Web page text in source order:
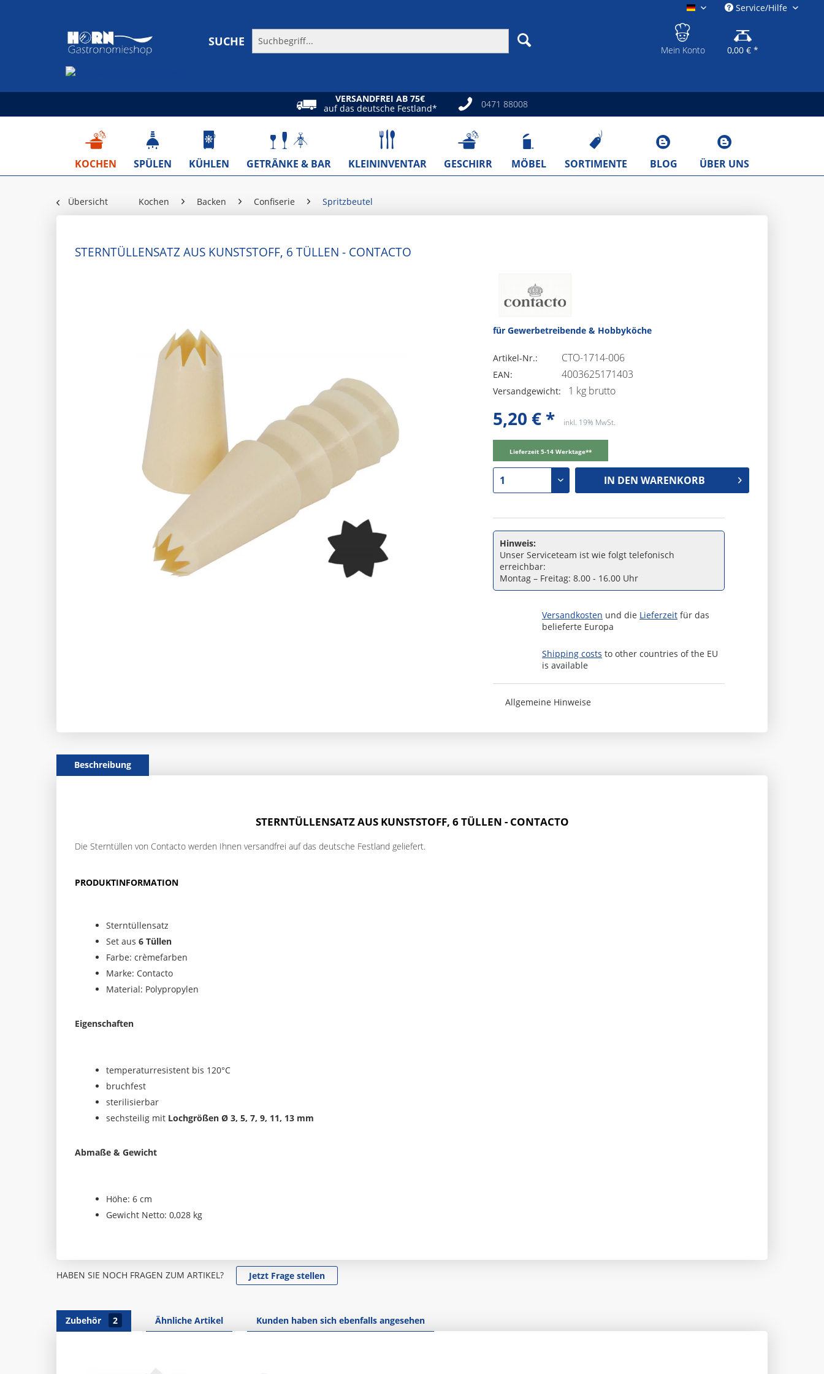
gastronomieshop.eu
Service/Hilfe
SUCHE
Mein Konto 0,00 € *
VERSANDFREI AB 75€
auf das deutsche Festland*
0471 88008
KOCHEN SPÜLEN KÜHLEN GETRÄNKE & BAR KLEININVENTAR GESCHIRR MÖBEL SORTIMENTE BLOG ÜBER UNS
Übersicht Kochen Backen Confiserie Spritzbeutel
STERNTÜLLENSATZ AUS KUNSTSTOFF, 6 TÜLLEN - CONTACTO
für Gewerbetreibende & Hobbyköche
Artikel-Nr.: CTO-1714-006
EAN: 4003625171403
Versandgewicht: 1 kg brutto
5,20 € * inkl. 19% MwSt.
Lieferzeit 5-14 Werktage**
IN DEN WARENKORB
Hinweis:
Unser Serviceteam ist wie folgt telefonisch
erreichbar:
Montag – Freitag: 8.00 - 16.00 Uhr
Versandkosten und die Lieferzeit für das
belieferte Europa
Shipping costs to other countries of the EU
is available
Allgemeine Hinweise
Beschreibung
STERNTÜLLENSATZ AUS KUNSTSTOFF, 6 TÜLLEN - CONTACTO
Die Sterntüllen von Contacto werden Ihnen versandfrei auf das deutsche Festland geliefert.
PRODUKTINFORMATION
Sterntüllensatz
Set aus 6 Tüllen
Farbe: crèmefarben
Marke: Contacto
Material: Polypropylen
Eigenschaften
temperaturresistent bis 120°C
bruchfest
sterilisierbar
sechsteilig mit Lochgrößen Ø 3, 5, 7, 9, 11, 13 mm
Abmaße & Gewicht
Höhe: 6 cm
Gewicht Netto: 0,028 kg
HABEN SIE NOCH FRAGEN ZUM ARTIKEL? Jetzt Frage stellen
Zubehör 2 Ähnliche Artikel Kunden haben sich ebenfalls angesehen